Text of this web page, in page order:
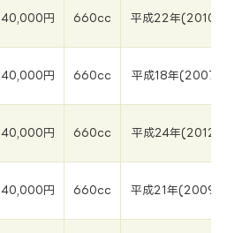
40,000円 660cc 平成22年(2010
40,000円 660cc 平成18年(2007
40,000円 660cc 平成24年(2012
40,000円 660cc 平成21年(2009